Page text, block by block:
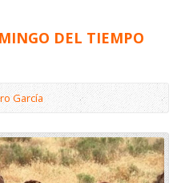
DEL TIEMPO
García